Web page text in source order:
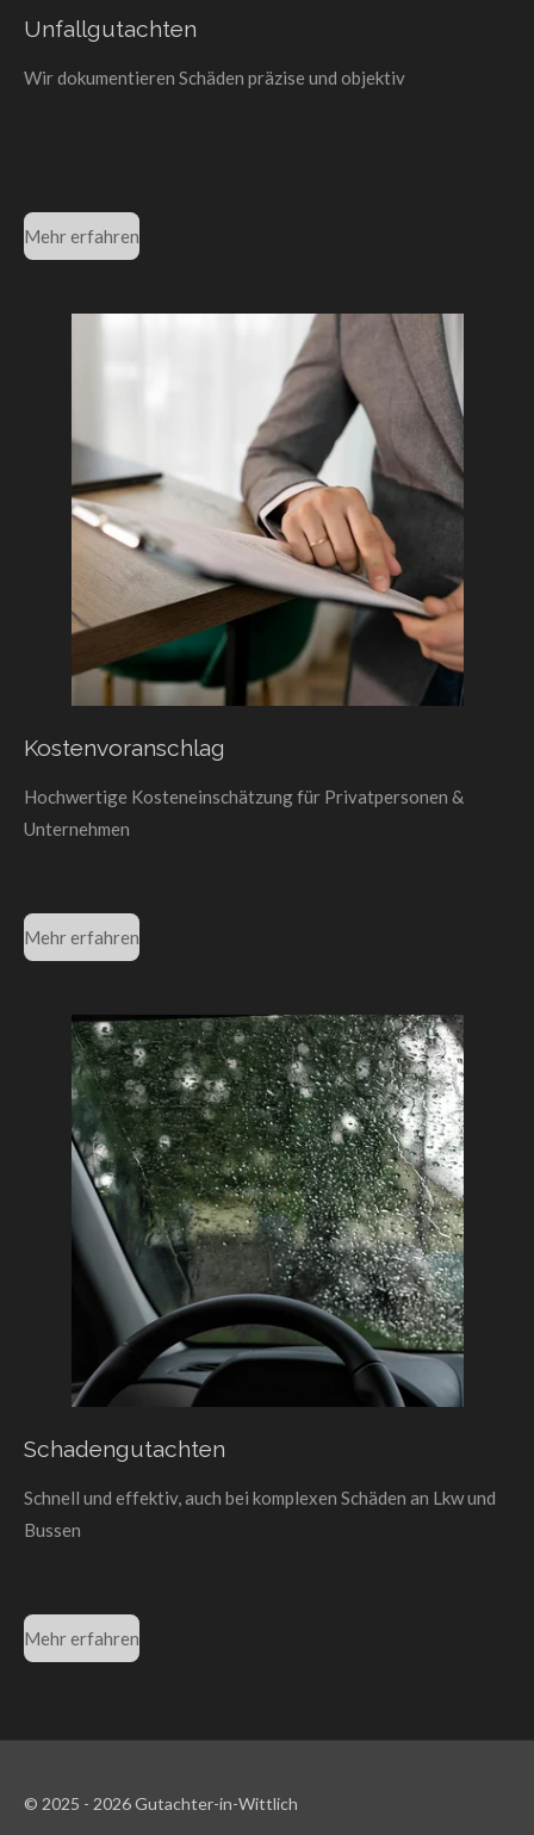
Unfallgutachten
Wir dokumentieren Schäden präzise und objektiv
Mehr erfahren
Kostenvoranschlag
Hochwertige Kosteneinschätzung für Privatpersonen &
Unternehmen
Mehr erfahren
Schadengutachten
Schnell und effektiv, auch bei komplexen Schäden an Lkw und
Bussen
Mehr erfahren
© 2025 - 2026 Gutachter-in-Wittlich